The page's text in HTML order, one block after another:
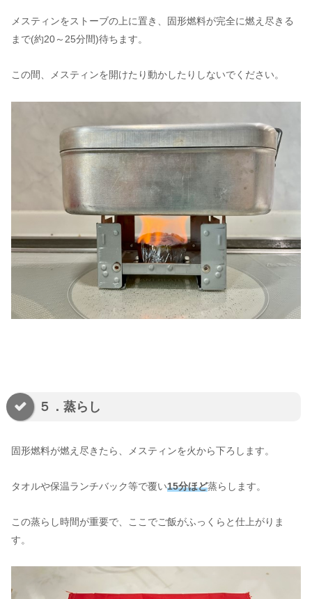
メスティンをストーブの上に置き、固形燃料が完全に燃え尽きる
まで(約20～25分間)待ちます。
この間、メスティンを開けたり動かしたりしないでください。
５．蒸らし
固形燃料が燃え尽きたら、メスティンを火から下ろします。
タオルや保温ランチバック等で覆い15分ほど蒸らします。
この蒸らし時間が重要で、ここでご飯がふっくらと仕上がりま
す。